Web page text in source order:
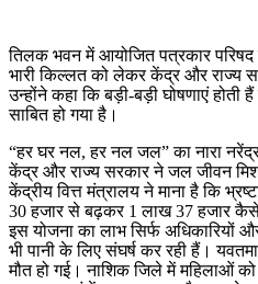
तिलक भवन में आयोजित पत्रकार परिषद
भारी किल्लत को लेकर केंद्र और राज्य
उन्होंने कहा कि बड़ी-बड़ी घोषणाएं
साबित हो गया है।
“हर घर नल, हर नल जल” का नारा
केंद्र और राज्य सरकार ने जल जीवन
केंद्रीय वित्त मंत्रालय ने माना है कि
30 हजार से बढ़कर 1 लाख 37 हजार कैसे
इस योजना का लाभ सिर्फ अधिकारियों
भी पानी के लिए संघर्ष कर रही हैं।
मौत हो गई। नाशिक जिले में महिलाओं